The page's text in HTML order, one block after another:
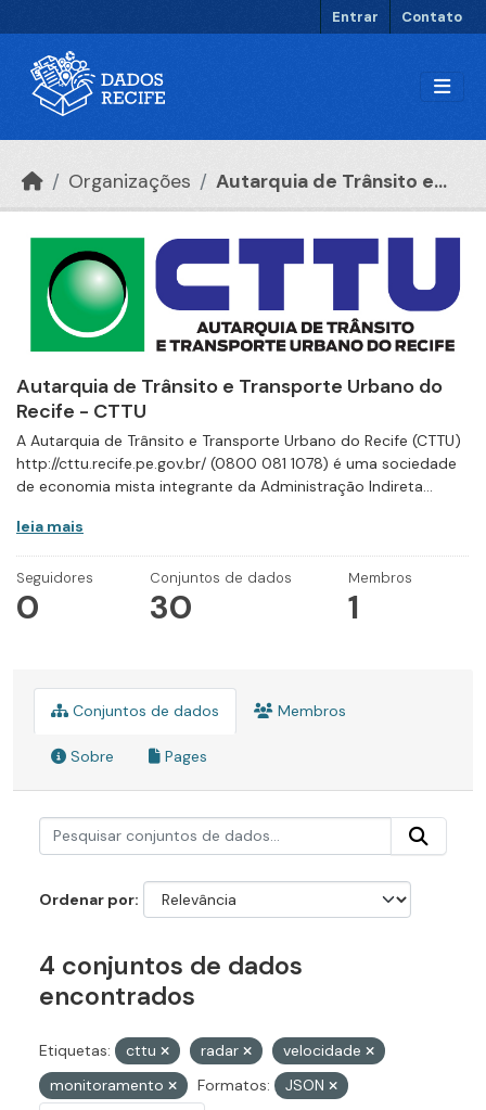
Entrar Contato
Organizações Autarquia de Trânsito e...
Autarquia de Trânsito e Transporte Urbano do
Recife - CTTU
A Autarquia de Trânsito e Transporte Urbano do Recife (CTTU)
http://cttu.recife.pe.gov.br/ (0800 081 1078) é uma sociedade
de economia mista integrante da Administração Indireta...
leia mais
Seguidores
0
Conjuntos de dados
30
Membros
1
Conjuntos de dados Membros
Sobre Pages
Ordenar por
4 conjuntos de dados
encontrados
Etiquetas: cttu radar
velocidade
monitoramento
Formatos:
JSON